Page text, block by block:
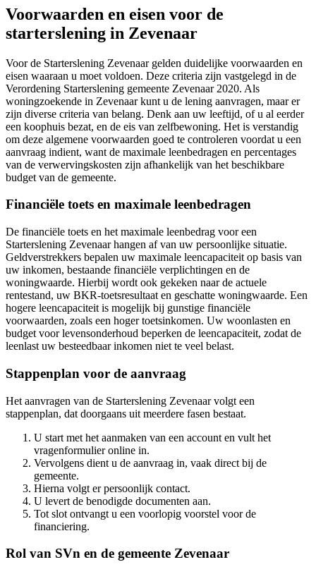
Voorwaarden en eisen voor de
starterslening in Zevenaar
Voor de Starterslening Zevenaar gelden duidelijke voorwaarden en
eisen waaraan u moet voldoen. Deze criteria zijn vastgelegd in de
Verordening Starterslening gemeente Zevenaar 2020. Als
woningzoekende in Zevenaar kunt u de lening aanvragen, maar er
zijn diverse criteria van belang. Denk aan uw leeftijd, of u al eerder
een koophuis bezat, en de eis van zelfbewoning. Het is verstandig
om deze algemene voorwaarden goed te controleren voordat u een
aanvraag indient, want de maximale leenbedragen en percentages
van de verwervingskosten zijn afhankelijk van het beschikbare
budget van de gemeente.
Financiële toets en maximale leenbedragen
De financiële toets en het maximale leenbedrag voor een
Starterslening Zevenaar hangen af van uw persoonlijke situatie.
Geldverstrekkers bepalen uw maximale leencapaciteit op basis van
uw inkomen, bestaande financiële verplichtingen en de
woningwaarde. Hierbij wordt ook gekeken naar de actuele
rentestand, uw BKR-toetsresultaat en geschatte woningwaarde. Een
hogere leencapaciteit is mogelijk bij gunstige financiële
voorwaarden, zoals een hoger toetsinkomen. Uw woonlasten en
budget voor levensonderhoud beperken de leencapaciteit, zodat de
leenlast uw besteedbaar inkomen niet te veel belast.
Stappenplan voor de aanvraag
Het aanvragen van de Starterslening Zevenaar volgt een
stappenplan, dat doorgaans uit meerdere fasen bestaat.
U start met het aanmaken van een account en vult het
vragenformulier online in.
Vervolgens dient u de aanvraag in, vaak direct bij de
gemeente.
Hierna volgt er persoonlijk contact.
U levert de benodigde documenten aan.
Tot slot ontvangt u een voorlopig voorstel voor de
financiering.
Rol van SVn en de gemeente Zevenaar